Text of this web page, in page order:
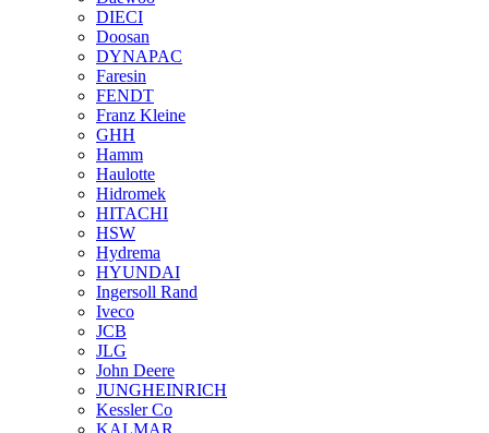
DIECI
Doosan
DYNAPAC
Faresin
FENDT
Franz Kleine
GHH
Hamm
Haulotte
Hidromek
HITACHI
HSW
Hydrema
HYUNDAI
Ingersoll Rand
Iveco
JCB
JLG
John Deere
JUNGHEINRICH
Kessler Co
KALMAR